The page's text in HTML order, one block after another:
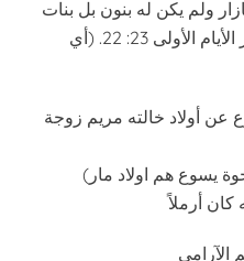
ولم يكن له بنون بل بنات
فأخذهنّ بنو قيس اخوتهنّ” أخبار الأيام الأولى 23: 22. (أي
أولاد خالته مريم زوجة
(البعض يتبنى الرأي القائل: ان اخوة يسوع هم اولاد مار